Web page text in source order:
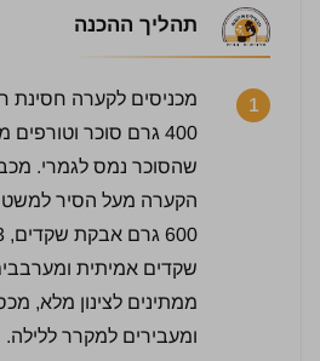
תהליך ההכנה
1
400 גרם סוכר
שהסוכר נמס לגמרי.
הקערה מעל הסיר
שקדים אמיתית
ממתינים לצינון מלא,
ומעבירים למקרר ללילה.
4 / 5 | 14 מדרגים